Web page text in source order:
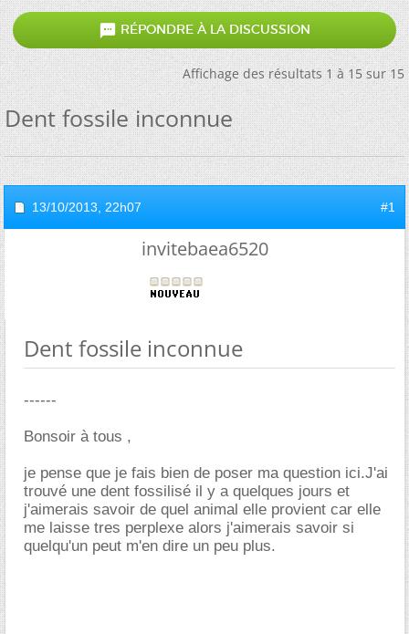
 RÉPONDRE À LA DISCUSSION
Affichage des résultats 1 à 15 sur 15
Dent fossile inconnue
13/10/2013, 22h07 #1
invitebaea6520
Dent fossile inconnue
------
Bonsoir à tous ,
je pense que je fais bien de poser ma question ici.J'ai
trouvé une dent fossilisé il y a quelques jours et
j'aimerais savoir de quel animal elle provient car elle
me laisse tres perplexe alors j'aimerais savoir si
quelqu'un peut m'en dire un peu plus.